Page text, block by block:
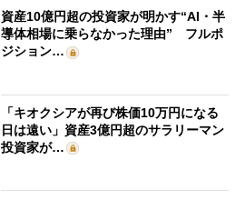
資産10億円超の投資家が明かす“AI・半
導体相場に乗らなかった理由” フルポ
ジション…
「キオクシアが再び株価10万円になる
日は遠い」資産3億円超のサラリーマン
投資家が…